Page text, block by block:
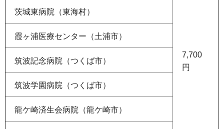
7,700
円
茨城東病院（東海村）
霞ヶ浦医療センター（土浦市）
筑波記念病院（つくば市）
筑波学園病院（つくば市）
龍ケ崎済生会病院（龍ケ崎市）